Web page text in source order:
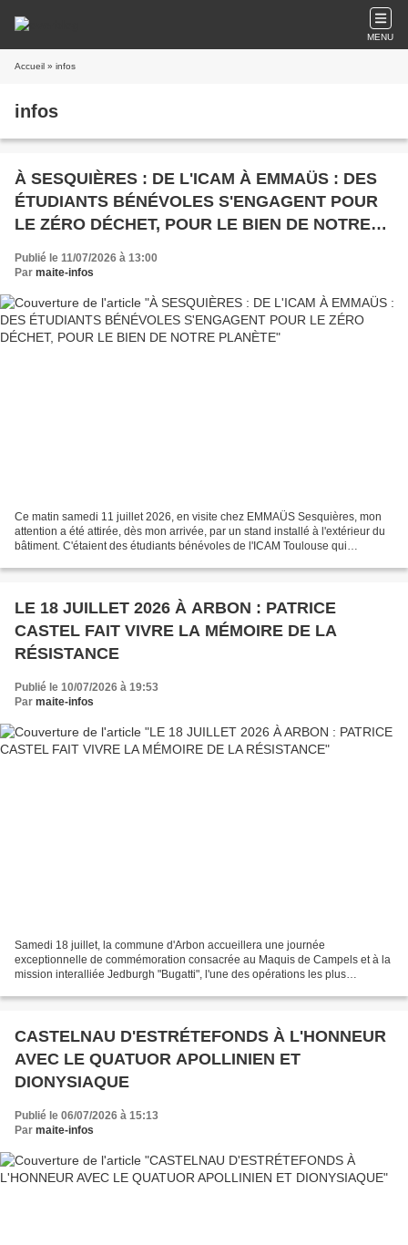
MENU
Accueil » infos
infos
À SESQUIÈRES : DE L'ICAM À EMMAÜS : DES
ÉTUDIANTS BÉNÉVOLES S'ENGAGENT POUR
LE ZÉRO DÉCHET, POUR LE BIEN DE NOTRE
PLANÈTE
Publié le 11/07/2026 à 13:00
Par maite-infos
Ce matin samedi 11 juillet 2026, en visite chez EMMAÜS Sesquières, mon
attention a été attirée, dès mon arrivée, par un stand installé à l'extérieur du
bâtiment. C'étaient des étudiants bénévoles de l'ICAM Toulouse qui
LE 18 JUILLET 2026 À ARBON : PATRICE
CASTEL FAIT VIVRE LA MÉMOIRE DE LA
RÉSISTANCE
Publié le 10/07/2026 à 19:53
Par maite-infos
Samedi 18 juillet, la commune d'Arbon accueillera une journée
exceptionnelle de commémoration consacrée au Maquis de Campels et à la
mission interalliée Jedburgh "Bugatti", l'une des opérations les plus
CASTELNAU D'ESTRÉTEFONDS À L'HONNEUR
AVEC LE QUATUOR APOLLINIEN ET
DIONYSIAQUE
Publié le 06/07/2026 à 15:13
Par maite-infos